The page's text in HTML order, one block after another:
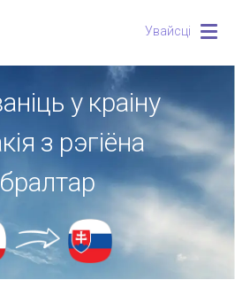
Увайсці
у краіну
з рэгіёна